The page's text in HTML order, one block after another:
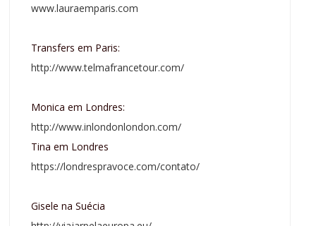
www.lauraemparis.com
Transfers em Paris:
http://www.telmafrancetour.com/
Monica em Londres:
http://www.inlondonlondon.com/
Tina em Londres
https://londrespravoce.com/contato/
Gisele na Suécia